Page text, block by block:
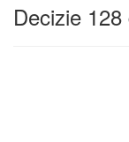
Decizie